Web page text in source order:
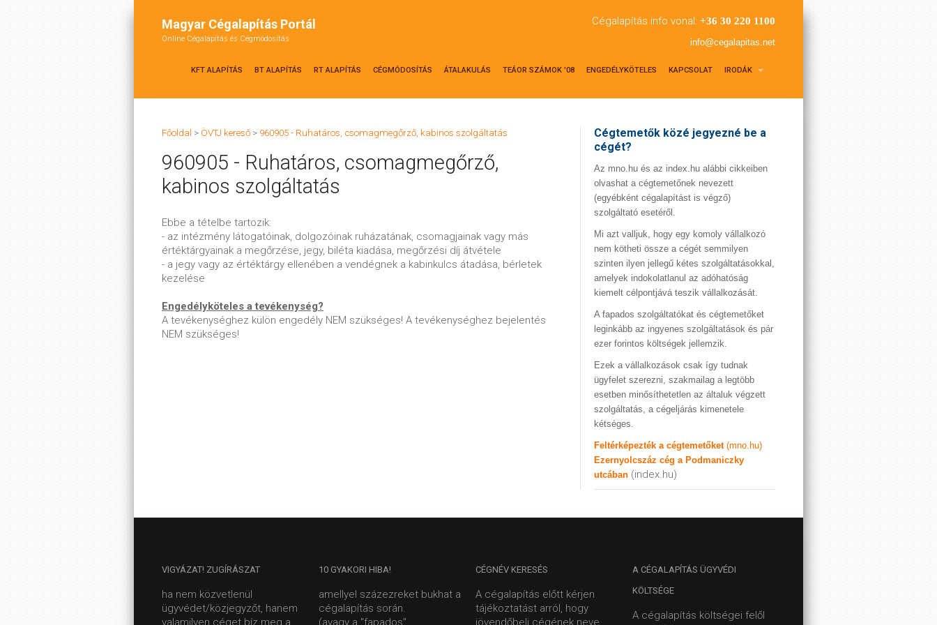
Magyar Cégalapítás Portál
Online Cégalapítás és Cégmódosítás
Cégalapítás info vonal: +36 30 220 1100
info@cegalapitas.net
KFT ALAPÍTÁS BT ALAPÍTÁS RT ALAPÍTÁS CÉGMÓDOSÍTÁS ÁTALAKULÁS TEÁOR SZÁMOK '08 ENGEDÉLYKÖTELES KAPCSOLAT IRODÁK
Főoldal > ÖVTJ kereső > 960905 - Ruhatáros, csomagmegőrző, kabinos szolgáltatás
960905 - Ruhatáros, csomagmegőrző,
kabinos szolgáltatás
Ebbe a tételbe tartozik:
- az intézmény látogatóinak, dolgozóinak ruházatának, csomagjainak vagy más
értéktárgyainak a megőrzése, jegy, biléta kiadása, megőrzési díj átvétele
- a jegy vagy az értéktárgy ellenében a vendégnek a kabinkulcs átadása, bérletek
kezelése
Engedélyköteles a tevékenység?
A tevékenységhez külön engedély NEM szükséges! A tevékenységhez bejelentés
NEM szükséges!
Cégtemetők közé jegyezné be a
cégét?
Az mno.hu és az index.hu alábbi cikkeiben
olvashat a cégtemetőnek nevezett
(egyébként cégalapítást is végző)
szolgáltató esetéről.
Mi azt valljuk, hogy egy komoly vállalkozó
nem kötheti össze a cégét semmilyen
szinten ilyen jellegű kétes szolgáltatásokkal,
amelyek indokolatlanul az adóhatóság
kiemelt célpontjává teszik vállalkozását.
A fapados szolgáltatókat és cégtemetőket
leginkább az ingyenes szolgáltatások és pár
ezer forintos költségek jellemzik.
Ezek a vállalkozások csak így tudnak
ügyfelet szerezni, szakmailag a legtöbb
esetben minősíthetetlen az általuk végzett
szolgáltatás, a cégeljárás kimenetele
kétséges.
Feltérképezték a cégtemetőket (mno.hu)
Ezernyolcszáz cég a Podmaniczky
utcában (index.hu)
VIGYÁZAT! ZUGÍRÁSZAT
ha nem közvetlenül
ügyvédet/közjegyzőt, hanem
valamilyen céget bíz meg a
10 GYAKORI HIBA!
amellyel százezreket bukhat a
cégalapítás során.
(avagy a "fapados"
CÉGNÉV KERESÉS
A cégalapítás előtt kérjen
tájékoztatást arról, hogy
jövendőbeli cégének neve
A CÉGALAPÍTÁS ÜGYVÉDI
KÖLTSÉGE
A cégalapítás költségei felől